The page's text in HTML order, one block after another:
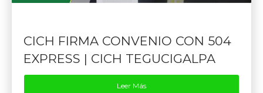
CICH FIRMA CONVENIO CON 504
EXPRESS | CICH TEGUCIGALPA
Leer Más